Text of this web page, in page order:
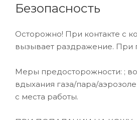
Безопасность
Осторожно! При контакте с
вызывает раздражение. При
Меры предосторожности: ;
вдыхания газа/пара/
с места работы.